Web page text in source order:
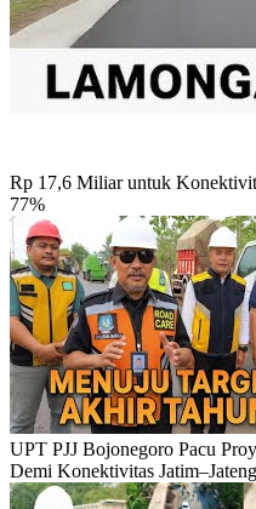
Rp 17,6 Miliar untuk
77%
UPT PJJ Bojonegoro Pacu
Demi Konektivitas Jatim–Jateng